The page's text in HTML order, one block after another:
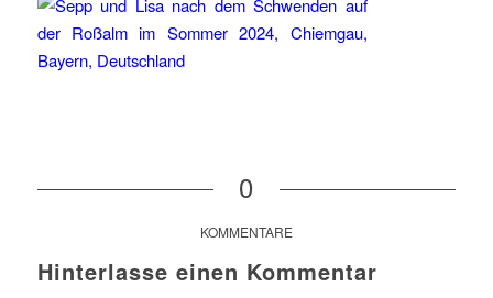
0
KOMMENTARE
Hinterlasse einen Kommentar